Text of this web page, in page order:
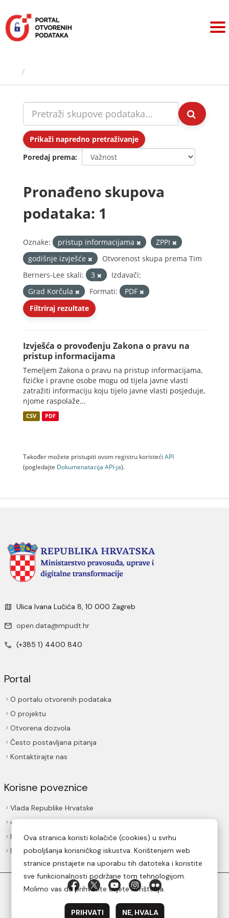
sadržaj
Prikaži napredno pretraživanje
Poredaj prema
Pronađeno skupova
podataka: 1
Oznake: pristup informacijama
ZPPI
godišnje izvješće
Otvorenost skupa prema Tim
Berners-Lee skali:
3
Izdavači:
Grad Korčula
Formati:
PDF
Filtriraj rezultate
Izvješća o provođenju Zakona o pravu na
pristup informacijama
Temeljem Zakona o pravu na pristup informacijama,
fizičke i pravne osobe mogu od tijela javne vlasti
zatražiti informaciju koju tijelo javne vlasti posjeduje,
njome raspolaže...
CSV PDF
Također možete pristupiti ovom registru koristeći API
(pogledajte Dokumenаtаcijа API-jа).